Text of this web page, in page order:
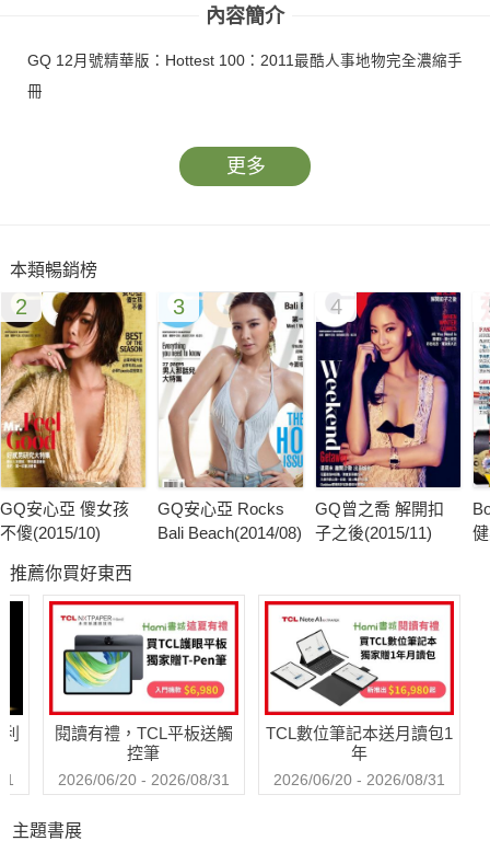
內容簡介
GQ 12月號精華版：Hottest 100：2011最酷人事地物完全濃縮手
冊
更多
本類暢銷榜
2
GQ安心亞 傻女孩
不傻(2015/10)
3
GQ安心亞 Rocks
Bali Beach(2014/08)
4
GQ曾之喬 解開扣
子之後(2015/11)
推薦你買好東西
閱讀有禮，TCL平板送觸
控筆
2026/06/20 - 2026/08/31
TCL數位筆記本送月讀包1
年
2026/06/20 - 2026/08/31
主題書展